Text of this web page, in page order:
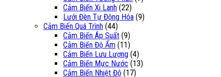
Cảm Biến Xi Lanh (22)
Lưới Đèn Tự Động Hóa (9)
Cảm Biến Quá Trình (44)
Cảm Biến Áp Suất (9)
Cảm Biến Độ Ẩm (11)
Cảm Biến Lưu Lượng (4)
Cảm Biến Mực Nước (13)
Cảm Biến Nhiệt Độ (17)